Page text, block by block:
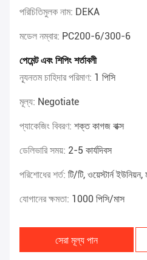
পরিচিতিমুলক নাম: DEKA
মডেল নম্বার: PC200-6/300-6
পেমেন্ট এবং শিপিং শর্তাবলী
ন্যূনতম চাহিদার পরিমাণ: 1 পিসি
মূল্য: Negotiate
প্যাকেজিং বিবরণ: শক্ত কাগজ বাক্স
ডেলিভারি সময়: 2-5 কার্যদিবস
পরিশোধের শর্ত: টি/টি, ওয়েস্টার্ন ইউনিয়ন,
যোগানের ক্ষমতা: 1000 পিসি/মাস
সেরা মূল্য পান